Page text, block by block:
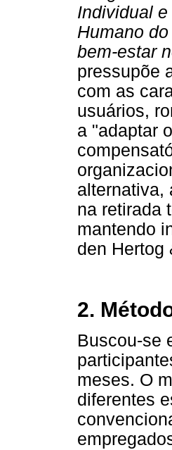
Individual
Humano
bem-estar
pressupõe
com as
usuários,
a "adaptar
alternativa,
na retirada
mantendo
den Hertog
2.
Buscou-se
meses. O
diferentes